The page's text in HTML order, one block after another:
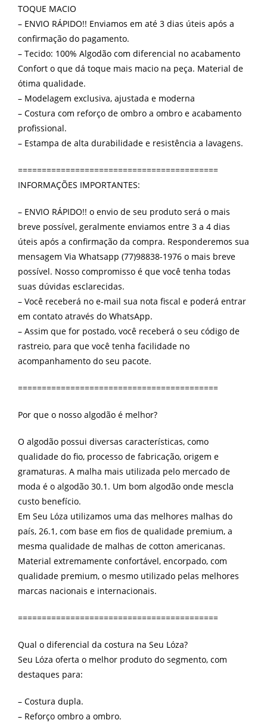
TOQUE MACIO
– ENVIO RÁPIDO!! Enviamos em até 3 dias úteis após a
confirmação do pagamento.
– Tecido: 100% Algodão com diferencial no acabamento
Confort o que dá toque mais macio na peça. Material de
ótima qualidade.
– Modelagem exclusiva, ajustada e moderna
– Costura com reforço de ombro a ombro e acabamento
profissional.
– Estampa de alta durabilidade e resistência a lavagens.
==========================================
INFORMAÇÕES IMPORTANTES:
– ENVIO RÁPIDO!! o envio de seu produto será o mais
breve possível, geralmente enviamos entre 3 a 4 dias
úteis após a confirmação da compra. Responderemos sua
mensagem Via Whatsapp (77)98838-1976 o mais breve
possível. Nosso compromisso é que você tenha todas
suas dúvidas esclarecidas.
– Você receberá no e-mail sua nota fiscal e poderá entrar
em contato através do WhatsApp.
– Assim que for postado, você receberá o seu código de
rastreio, para que você tenha facilidade no
acompanhamento do seu pacote.
==========================================
Por que o nosso algodão é melhor?
O algodão possui diversas características, como
qualidade do fio, processo de fabricação, origem e
gramaturas. A malha mais utilizada pelo mercado de
moda é o algodão 30.1. Um bom algodão onde mescla
custo benefício.
Em Seu Lóza utilizamos uma das melhores malhas do
país, 26.1, com base em fios de qualidade premium, a
mesma qualidade de malhas de cotton americanas.
Material extremamente confortável, encorpado, com
qualidade premium, o mesmo utilizado pelas melhores
marcas nacionais e internacionais.
==========================================
Qual o diferencial da costura na Seu Lóza?
Seu Lóza oferta o melhor produto do segmento, com
destaques para:
– Costura dupla.
– Reforço ombro a ombro.